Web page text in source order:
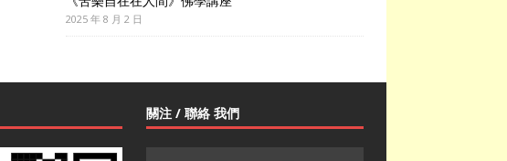
2025 年 8 月 2 日
關注 / 聯絡 我們